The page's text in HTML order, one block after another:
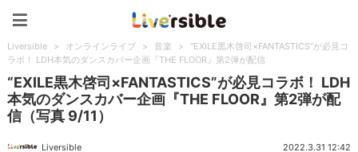
Liversible > オンラインライブ > 音楽 >
“EXILE黒木啓司×FANTASTICS”が必見コ
ラボ！ LDH本気のダンスカバー企画『THE FLOOR』第2弾が配信
“EXILE黒木啓司×FANTASTICS”が必見コラボ！ LDH
本気のダンスカバー企画『THE FLOOR』第2弾が配
信（写真 9/11）
Liversible 2022.3.31 12:42